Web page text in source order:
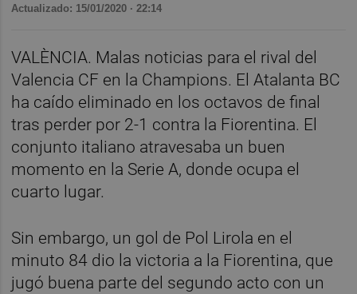
Actualizado: 15/01/2020 · 22:14
VALÈNCIA. Malas noticias para el rival del
Valencia CF en la Champions. El Atalanta BC
ha caído eliminado en los octavos de final
tras perder por 2-1 contra la Fiorentina. El
conjunto italiano atravesaba un buen
momento en la Serie A, donde ocupa el
cuarto lugar.
Sin embargo, un gol de Pol Lirola en el
minuto 84 dio la victoria a la Fiorentina, que
jugó buena parte del segundo acto con un